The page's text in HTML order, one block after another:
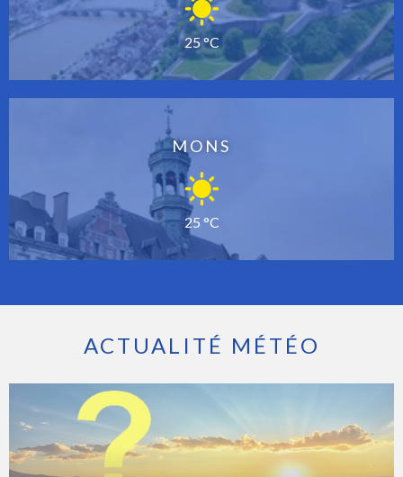
25 °C
MONS
25 °C
ACTUALITÉ MÉTÉO